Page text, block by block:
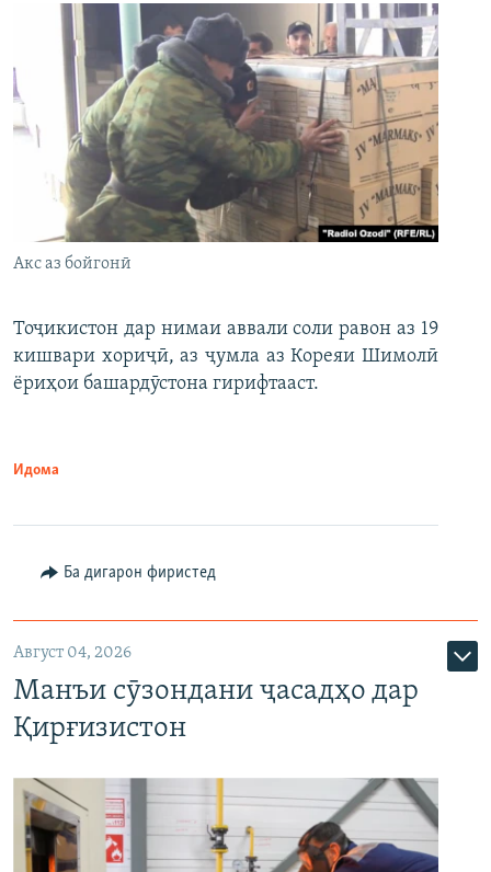
Акс аз бойгонӣ
Тоҷикистон дар нимаи аввали соли равон аз 19
кишвари хориҷӣ, аз ҷумла аз Кореяи Шимолӣ
ёриҳои башардӯстона гирифтааст.
Идома
Ба дигарон фиристед
Август 04, 2026
Манъи сӯзондани ҷасадҳо дар
Қирғизистон